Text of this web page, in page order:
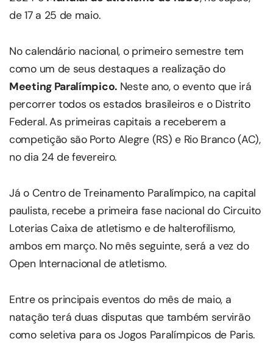
de 17 a 25 de maio.
No calendário nacional, o primeiro semestre tem
como um de seus destaques a realização do
Meeting Paralímpico. Neste ano, o evento que irá
percorrer todos os estados brasileiros e o Distrito
Federal. As primeiras capitais a receberem a
competição são Porto Alegre (RS) e Rio Branco (AC),
no dia 24 de fevereiro.
Já o Centro de Treinamento Paralímpico, na capital
paulista, recebe a primeira fase nacional do Circuito
Loterias Caixa de atletismo e de halterofilismo,
ambos em março. No mês seguinte, será a vez do
Open Internacional de atletismo.
Entre os principais eventos do mês de maio, a
natação terá duas disputas que também servirão
como seletiva para os Jogos Paralímpicos de Paris.